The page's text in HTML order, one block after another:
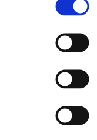
nous avons
dans le